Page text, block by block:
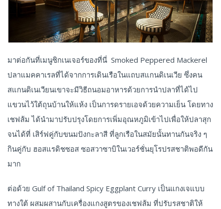
มาต่อกันที่เมนูซิกเนเจอร์ของที่นี่ Smoked Peppered Mackerel
ปลาแมคคาเรลที่ได้จากการเดินเรือในแถบสแกนดิเนเวีย ซึ่งคน
สแกนดิเนเวียนเขาจะมีวิธีถนอมอาหารด้วยการนำปลาที่ได้ไป
แขวนไว้ใต้ถุนบ้านให้แห้ง เป็นการดรายเอจด้วยความเย็น โดยทาง
เชฟส้ม ได้นำมาปรับปรุงโดยการเพิ่มอุณหภูมิเข้าไปเพื่อให้ปลาสุก
จนได้ที่ เสิร์ฟคู่กับขนมปังกะลาสี ที่ลูกเรือในสมัยนั้นทานกันจริง ๆ
กินคู่กับ ฮอสแรดิชซอส ซอสวาซาบิในเวอร์ชั่นยุโรปรสชาติพอดีกัน
มาก
ต่อด้วย Gulf of Thailand Spicy Eggplant Curry เป็นแกงเจแบบ
ทางใต้ ผสมผสานกับเครื่องแกงสูตรของเชฟส้ม ที่ปรับรสชาติให้